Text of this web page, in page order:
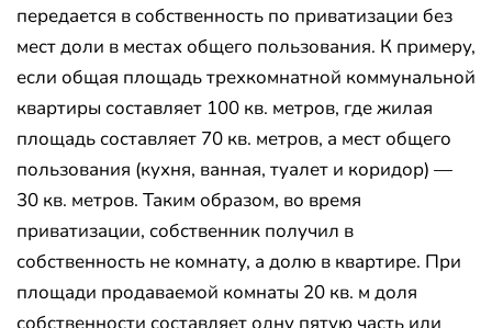
передается в собственность по приватизации без
мест доли в местах общего пользования. К примеру,
если общая площадь трехкомнатной коммунальной
квартиры составляет 100 кв. метров, где жилая
площадь составляет 70 кв. метров, а мест общего
пользования (кухня, ванная, туалет и коридор) —
30 кв. метров. Таким образом, во время
приватизации, собственник получил в
собственность не комнату, а долю в квартире. При
площади продаваемой комнаты 20 кв. м доля